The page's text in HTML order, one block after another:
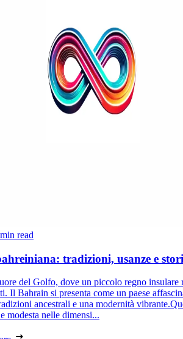
read
tradizioni, usanze e
del Golfo, dove un piccolo regno insulare
Il Bahrain si presenta come un paese
ancestrali e una modernità
modesta nelle dimensi...